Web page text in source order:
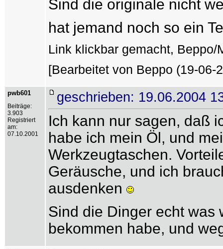
Sind die originale nicht
hat jemand noch so ein
Link klickbar gemacht, Beppo/
[Bearbeitet von Beppo (19-06-
pwb601
Beiträge:
3.903
Registriert
am:
07.10.2001
geschrieben: 19.06.2004
Ich kann nur sagen, daß
habe ich mein Öl, und
Werkzeugtaschen.
Geräusche, und ich
ausdenken
Sind die Dinger echt was
bekommen habe, und